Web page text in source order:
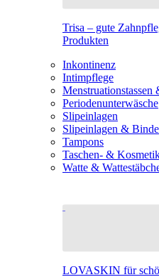
Trisa – gute
Produkten
Inkontinenz
Intimpflege
Menstruationstassen
Periodenunterwäsche
Slipeinlagen
Slipeinlagen &
Tampons
Taschen- &
Watte &
LOVASKIN für